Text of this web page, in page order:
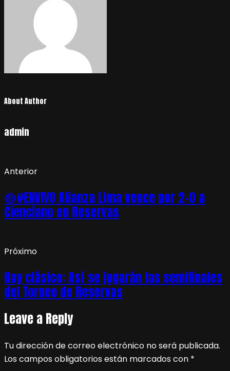
About Author
admin
Anterior
🔴#ENVIVO Alianza Lima vence por 2-0 a
Cienciano en Reservas
Próximo
Hay clásico: Así se jugarán las semifinales
del Torneo de Reservas
Leave a Reply
Tu dirección de correo electrónico no será publicada.
Los campos obligatorios están marcados con *